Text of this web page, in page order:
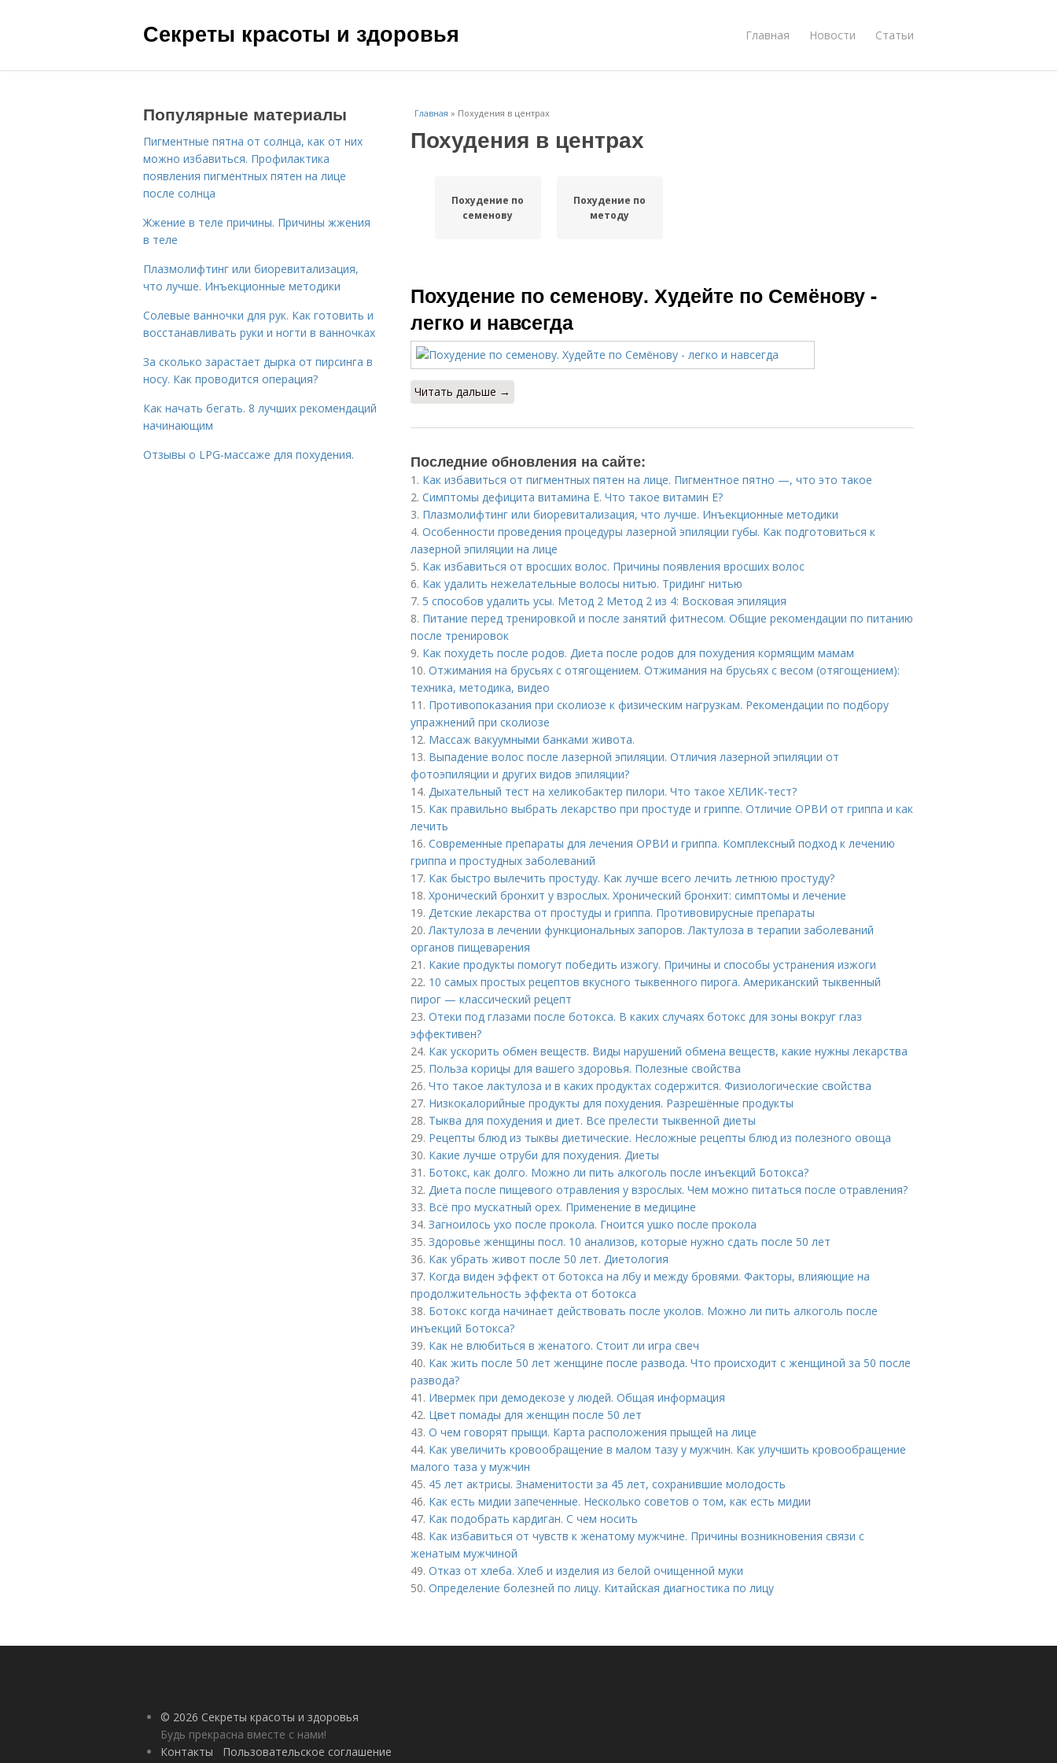
Секреты красоты и здоровья Главная Новости Статьи
Главная » Похудения в центрах
Похудения в центрах
Похудение по
семенову
Похудение по
методу
Похудение по семенову. Худейте по Семёнову -
легко и навсегда
Читать дальше →
Последние обновления на сайте:
1. Как избавиться от пигментных пятен на лице. Пигментное пятно —, что это такое
2. Симптомы дефицита витамина E. Что такое витамин Е?
3. Плазмолифтинг или биоревитализация, что лучше. Инъекционные методики
4. Особенности проведения процедуры лазерной эпиляции губы. Как подготовиться к
лазерной эпиляции на лице
5. Как избавиться от вросших волос. Причины появления вросших волос
6. Как удалить нежелательные волосы нитью. Тридинг нитью
7. 5 способов удалить усы. Метод 2 Метод 2 из 4: Восковая эпиляция
8. Питание перед тренировкой и после занятий фитнесом. Общие рекомендации по питанию
после тренировок
9. Как похудеть после родов. Диета после родов для похудения кормящим мамам
10. Отжимания на брусьях с отягощением. Отжимания на брусьях с весом (отягощением):
техника, методика, видео
11. Противопоказания при сколиозе к физическим нагрузкам. Рекомендации по подбору
упражнений при сколиозе
12. Массаж вакуумными банками живота.
13. Выпадение волос после лазерной эпиляции. Отличия лазерной эпиляции от
фотоэпиляции и других видов эпиляции?
14. Дыхательный тест на хеликобактер пилори. Что такое ХЕЛИК-тест?
15. Как правильно выбрать лекарство при простуде и гриппе. Отличие ОРВИ от гриппа и как
лечить
16. Современные препараты для лечения ОРВИ и гриппа. Комплексный подход к лечению
гриппа и простудных заболеваний
17. Как быстро вылечить простуду. Как лучше всего лечить летнюю простуду?
18. Хронический бронхит у взрослых. Хронический бронхит: симптомы и лечение
19. Детские лекарства от простуды и гриппа. Противовирусные препараты
20.Лактулоза в лечении функциональных запоров. Лактулоза в терапии заболеваний
органов пищеварения
21. Какие продукты помогут победить изжогу. Причины и способы устранения изжоги
22. 10 самых простых рецептов вкусного тыквенного пирога. Американский тыквенный
пирог — классический рецепт
23. Отеки под глазами после ботокса. В каких случаях ботокс для зоны вокруг глаз
эффективен?
24. Как ускорить обмен веществ. Виды нарушений обмена веществ, какие нужны лекарства
25. Польза корицы для вашего здоровья. Полезные свойства
26. Что такое лактулоза и в каких продуктах содержится. Физиологические свойства
27. Низкокалорийные продукты для похудения. Разрешённые продукты
28. Тыква для похудения и диет. Все прелести тыквенной диеты
29. Рецепты блюд из тыквы диетические. Несложные рецепты блюд из полезного овоща
30. Какие лучше отруби для похудения. Диеты
31. Ботокс, как долго. Можно ли пить алкоголь после инъекций Ботокса?
32. Диета после пищевого отравления у взрослых. Чем можно питаться после отравления?
33. Всё про мускатный орех. Применение в медицине
34. Загноилось ухо после прокола. Гноится ушко после прокола
35. Здоровье женщины посл. 10 анализов, которые нужно сдать после 50 лет
36. Как убрать живот после 50 лет. Диетология
37. Когда виден эффект от ботокса на лбу и между бровями. Факторы, влияющие на
продолжительность эффекта от ботокса
38. Ботокс когда начинает действовать после уколов. Можно ли пить алкоголь после
инъекций Ботокса?
39. Как не влюбиться в женатого. Стоит ли игра свеч
40. Как жить после 50 лет женщине после развода. Что происходит с женщиной за 50 после
развода?
41. Ивермек при демодекозе у людей. Общая информация
42. Цвет помады для женщин после 50 лет
43. О чем говорят прыщи. Карта расположения прыщей на лице
44. Как увеличить кровообращение в малом тазу у мужчин. Как улучшить кровообращение
малого таза у мужчин
45. 45 лет актрисы. Знаменитости за 45 лет, сохранившие молодость
46. Как есть мидии запеченные. Несколько советов о том, как есть мидии
47. Как подобрать кардиган. С чем носить
48. Как избавиться от чувств к женатому мужчине. Причины возникновения связи с
женатым мужчиной
49. Отказ от хлеба. Хлеб и изделия из белой очищенной муки
50. Определение болезней по лицу. Китайская диагностика по лицу
Популярные материалы
Пигментные пятна от солнца, как от них
можно избавиться. Профилактика
появления пигментных пятен на лице
после солнца
Жжение в теле причины. Причины жжения
в теле
Плазмолифтинг или биоревитализация,
что лучше. Инъекционные методики
Солевые ванночки для рук. Как готовить и
восстанавливать руки и ногти в ванночках
За сколько зарастает дырка от пирсинга в
носу. Как проводится операция?
Как начать бегать. 8 лучших рекомендаций
начинающим
Отзывы о LPG-массаже для похудения.
© 2026 Секреты красоты и здоровья
Будь прекрасна вместе с нами!
Контакты
Пользовательское соглашение